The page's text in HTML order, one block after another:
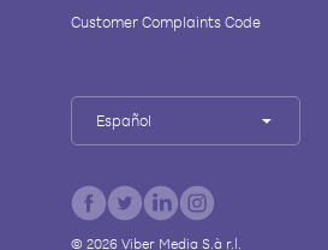
Customer Complaints Code
Español
© 2026Viber Media S.à r.l.